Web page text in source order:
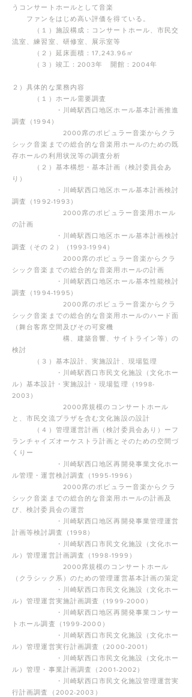
うコンサートホールとして音楽
ファンをはじめ高い評価を得ている。
（１）施設構成：コンサートホール、市民交
流室、練習室、研修室、展示室等
（２）延床面積：17,243.96㎡
（３）竣工：2003年 開館：2004年
２）具体的な業務内容
（１）ホール需要調査
・川崎駅西口地区ホール基本計画推進
調査（1994）
2000席のポピュラー音楽からクラ
シック音楽までの総合的な音楽用ホールのための既
存ホールの利用状況等の調査分析
（２）基本構想・基本計画（検討委員会あ
り）
・川崎駅西口地区ホール基本計画検討
調査（1992-1993）
2000席のポピュラー音楽用ホール
の計画
・川崎駅西口地区ホール基本計画検討
調査（その２）（1993-1994）
2000席のポピュラー音楽からクラ
シック音楽までの総合的な音楽用ホールの計画
・川崎駅西口地区ホール基本性能検討
調査（1994-1995）
2000席のポピュラー音楽からクラ
シック音楽までの総合的な音楽用ホールのハード面
（舞台客席空間及びその可変機
構、 建築音響、サイトライン等）の
検討
（３）基本設計、実施設計、現場監理
・川崎駅西口市民文化施設（文化ホー
ル）基本設計・実施設計・現場監理（1998-
2003）
2000席規模のコンサートホール
と、市民交流プラザを含む文化施設の設計
（４）管理運営計画（検討委員会あり）ーフ
ランチャイズオーケストラ計画とそのための空間づ
くりー
・川崎駅西口地区再開発事業文化ホー
ル管理・運営検討調査（1995-1996）
2000席のポピュラー音楽からクラ
シック音楽までの総合的な音楽用ホールの計画及
び、検討委員会の運営
・川崎駅西口地区再開発事業管理運営
計画等検討調査（1998）
・川崎駅西口市民文化施設（文化ホー
ル）管理運営計画調査（1998-1999）
2000席規模のコンサートホール
（クラシック系）のための管理運営基本計画の策定
・川崎駅西口市民文化施設（文化ホー
ル）管理運営実施計画調査（1999-2000）
・川崎駅西口地区再開発事業コンサー
トホール調査（1999-2000）
・川崎駅西口市民文化施設（文化ホー
ル）管理運営実行計画調査（2000-2001）
・川崎駅西口市民文化施設（文化ホー
ル）管理・事業計画調査（2001-2002）
・川崎駅西口市民文化施設管理運営実
行計画調査（2002-2003）